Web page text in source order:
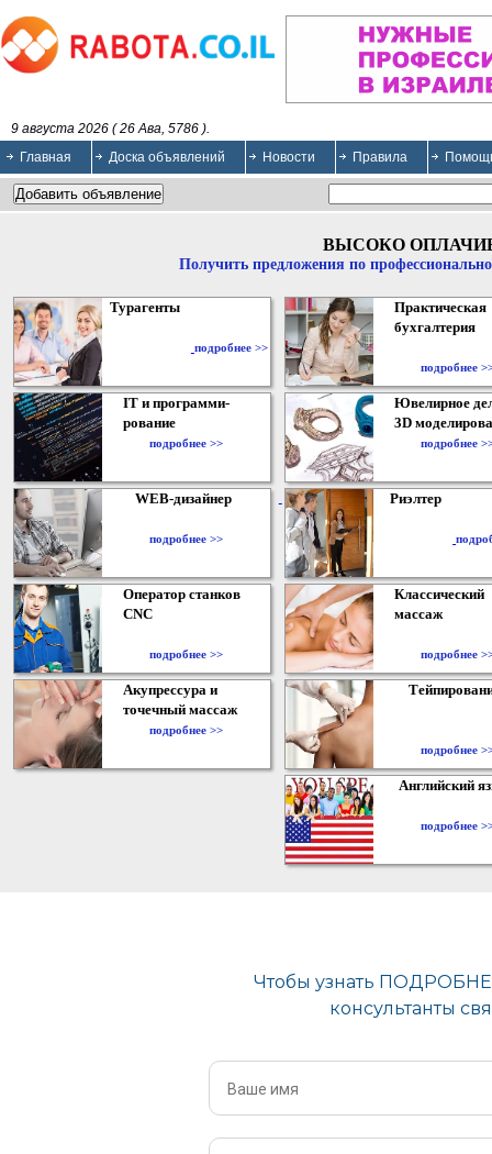
9 августа 2026 ( 26 Ава, 5786 ).
Главная
Доска объявлений Новости Правила
ВЫСОКО
Получить предложения по
Турагенты
подробнее >>
Практическая
бухгалтерия
подробнее
IT и программи-
рование
подробнее >>
Ювелирное
3D
подробнее
WEB-дизайнер
подробнее >>
Риэлтер
Оператор станков
CNC
подробнее >>
Классический
массаж
подробнее
Акупрессура и
точечный массаж
подробнее >>
подробнее
Английский
подробнее